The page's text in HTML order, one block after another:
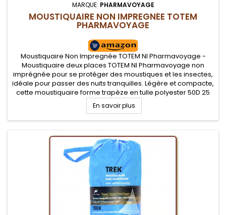
MARQUE: PHARMAVOYAGE
MOUSTIQUAIRE NON IMPREGNÉE TOTEM
PHARMAVOYAGE
Moustiquaire Non Impregnée TOTEM NI Pharmavoyage -
Moustiquaire deux places TOTEM NI Pharmavoyage non
imprégnée pour se protéger des moustiques et les insectes,
idéale pour passer des nuits tranquilles. Légère et compacte,
cette moustiquaire forme trapèze en tulle polyester 50D 25
mailles par cm2 est idéale en randonnée, voyage et
camping.
En savoir plus